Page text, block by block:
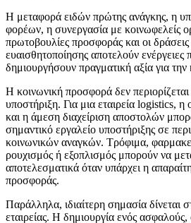
Η μεταφορά ειδών πρώτης ανάγκης, η
φορέων, η συνεργασία με κοινωφελείς
πρωτοβουλίες προσφοράς και οι δράσεις
ευαισθητοποίησης αποτελούν
δημιουργήσουν πραγματική αξία για την
Η κοινωνική προσφορά δεν
υποστήριξη. Για μια εταιρεία logistics, η
και η άμεση διαχείριση αποστολών
σημαντικό εργαλείο υποστήριξης σε
κοινωνικών αναγκών. Τρόφιμα,
ρουχισμός ή εξοπλισμός μπορούν να
αποτελεσματικά όταν υπάρχει η
προσφοράς.
Παράλληλα, ιδιαίτερη σημασία δίνεται
εταιρείας. Η δημιουργία ενός